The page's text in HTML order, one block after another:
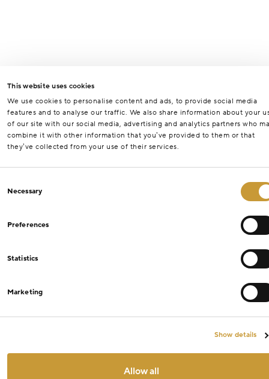
This website uses cookies
We use cookies to personalise content and ads, to provide social media
features and to analyse our traffic. We also share information about your
of our site with our social media, advertising and analytics partners who
combine it with other information that you’ve provided to them or that
they’ve collected from your use of their services.
Selection
Necessary
Preferences
Statistics
Marketing
Show details
Allow all